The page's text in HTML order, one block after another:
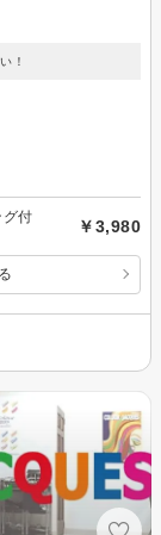
！
グ付
￥3,980